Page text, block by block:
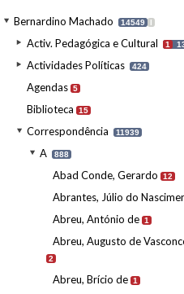
Bernardino Machado 14549 I
Activ. Pedagógica e Cultural 1
Actividades Políticas 424
Agendas 5
Biblioteca 15
Correspondência 11939
A 888
Abad Conde, Gerardo 12
Abrantes, Júlio do
Abreu, António de 1
Abreu, Augusto de
2
Abreu, Brício de 1